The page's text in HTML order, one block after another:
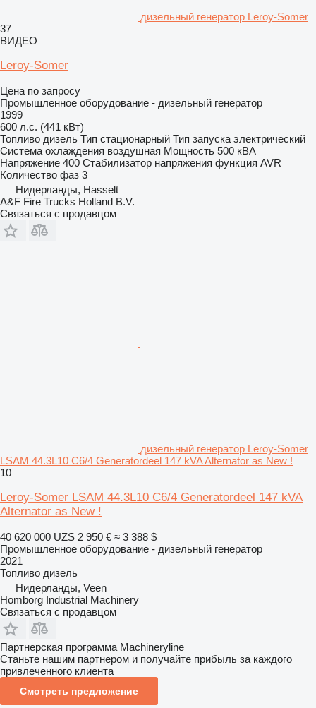
дизельный генератор Leroy-Somer
37
ВИДЕО
Leroy-Somer
Цена по запросу
Промышленное оборудование - дизельный генератор
1999
600 л.с. (441 кВт)
Топливо дизель Тип стационарный Тип запуска электрический
Система охлаждения воздушная Мощность 500 кВА
Напряжение 400 Стабилизатор напряжения функция AVR
Количество фаз 3
Нидерланды, Hasselt
A&F Fire Trucks Holland B.V.
Связаться с продавцом
дизельный генератор Leroy-Somer
LSAM 44.3L10 C6/4 Generatordeel 147 kVA Alternator as New !
10
Leroy-Somer LSAM 44.3L10 C6/4 Generatordeel 147 kVA
Alternator as New !
40 620 000 UZS 2 950 € ≈ 3 388 $
Промышленное оборудование - дизельный генератор
2021
Топливо дизель
Нидерланды, Veen
Homborg Industrial Machinery
Связаться с продавцом
Партнерская программа Machineryline
Станьте нашим партнером и получайте прибыль за каждого
привлеченного клиента
Смотреть предложение